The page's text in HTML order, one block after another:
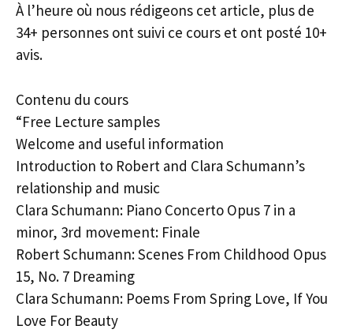
À l’heure où nous rédigeons cet article, plus de
34+ personnes ont suivi ce cours et ont posté 10+
avis.
Contenu du cours
“Free Lecture samples
Welcome and useful information
Introduction to Robert and Clara Schumann’s
relationship and music
Clara Schumann: Piano Concerto Opus 7 in a
minor, 3rd movement: Finale
Robert Schumann: Scenes From Childhood Opus
15, No. 7 Dreaming
Clara Schumann: Poems From Spring Love, If You
Love For Beauty